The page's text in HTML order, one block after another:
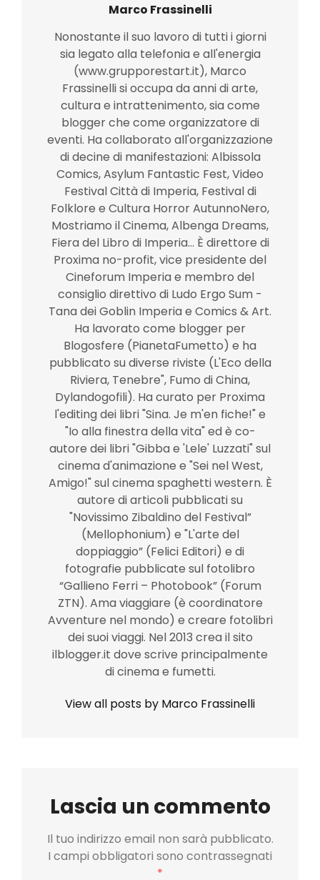
Marco Frassinelli
Nonostante il suo lavoro di tutti i giorni
sia legato alla telefonia e all'energia
(www.grupporestart.it), Marco
Frassinelli si occupa da anni di arte,
cultura e intrattenimento, sia come
blogger che come organizzatore di
eventi. Ha collaborato all'organizzazione
di decine di manifestazioni: Albissola
Comics, Asylum Fantastic Fest, Video
Festival Città di Imperia, Festival di
Folklore e Cultura Horror AutunnoNero,
Mostriamo il Cinema, Albenga Dreams,
Fiera del Libro di Imperia... È direttore di
Proxima no-profit, vice presidente del
Cineforum Imperia e membro del
consiglio direttivo di Ludo Ergo Sum -
Tana dei Goblin Imperia e Comics & Art.
Ha lavorato come blogger per
Blogosfere (PianetaFumetto) e ha
pubblicato su diverse riviste (L'Eco della
Riviera, Tenebre", Fumo di China,
Dylandogofili). Ha curato per Proxima
l'editing dei libri "Sina. Je m'en fiche!" e
"Io alla finestra della vita" ed è co-
autore dei libri "Gibba e 'Lele' Luzzati" sul
cinema d'animazione e "Sei nel West,
Amigo!" sul cinema spaghetti western. È
autore di articoli pubblicati su
"Novissimo Zibaldino del Festival”
(Mellophonium) e "L'arte del
doppiaggio” (Felici Editori) e di
fotografie pubblicate sul fotolibro
“Gallieno Ferri – Photobook” (Forum
ZTN). Ama viaggiare (è coordinatore
Avventure nel mondo) e creare fotolibri
dei suoi viaggi. Nel 2013 crea il sito
ilblogger.it dove scrive principalmente
di cinema e fumetti.
View all posts by Marco Frassinelli
Lascia un commento
Il tuo indirizzo email non sarà pubblicato.
I campi obbligatori sono contrassegnati
*